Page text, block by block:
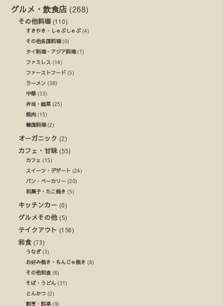
グルメ・飲食店 (268)
その他料理 (110)
すきやき・しゃぶしゃぶ(4)
その他各国料理(0)
タイ料理・アジア料理(7)
ファミレス (14)
ファーストフード (5)
ラーメン (36)
中華(33)
弁当・総菜 (25)
焼肉 (15)
韓国料理(2)
オーガニック (2)
カフェ・甘味(55)
カフェ (15)
スイーツ・デザート (24)
パン・ベーカリー (20)
和菓子・たこ焼き (5)
キッチンカー (0)
グルメその他 (5)
テイクアウト (156)
和食 (73)
うなぎ(3)
お好み焼き・もんじゃ焼き (6)
その他和食(6)
そば・うどん (31)
とんかつ (2)
割烹・料亭(9)